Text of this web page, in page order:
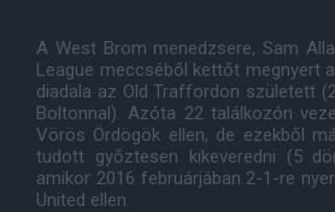
A West Brom menedzsere, Sam
League meccséből kettőt megnyert
diadala az Old Traffordon született
Boltonnal). Azóta 22 találkozón
Vörös Ördögök ellen, de ezekből
tudott győztesen kikeveredni (5
amikor 2016 februárjában 2-1-re
United ellen.